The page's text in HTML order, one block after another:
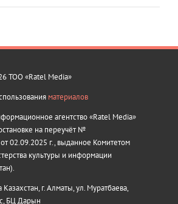
ТОО «Ratel Media»
материалов
агентство «Ratel Media»
на переучёт №
02.09.2025 г., выданное Комитетом
культуры и информации
г. Алматы, ул. Муратбаева,
БЦ Дарын